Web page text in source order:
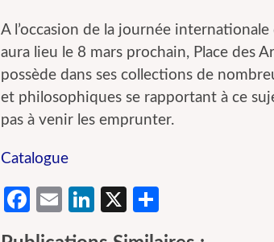
A l’occasion de la journée
aura lieu le 8 mars prochain, Place des
possède dans ses collections de
et philosophiques se rapportant à ce
pas à venir les emprunter.
Catalogue
Facebook
EmailLinkedIn
X